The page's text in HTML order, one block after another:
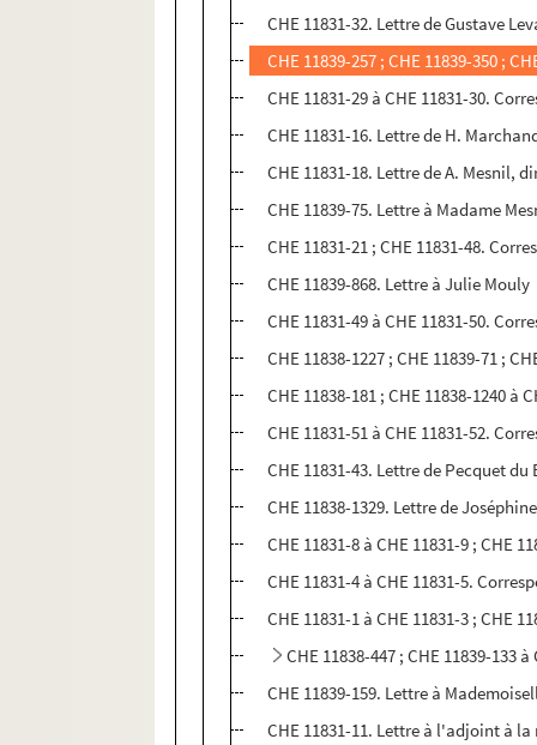
CHE 11831-32. Lettre de Gustave
CHE 11839-257 ; CHE 11839-350 ;
CHE 11831-29 à CHE 11831-30.
CHE 11831-16. Lettre de H.
CHE 11831-18. Lettre de A. Mesnil,
CHE 11839-75. Lettre à Madame
CHE 11831-21 ; CHE 11831-48.
CHE 11839-868. Lettre à Julie Mouly
CHE 11831-49 à CHE 11831-50.
CHE 11838-1227 ; CHE 11839-71 ;
CHE 11838-181 ; CHE 11838-1240
CHE 11831-51 à CHE 11831-52.
CHE 11831-43. Lettre de Pecquet du
CHE 11838-1329. Lettre de
CHE 11831-8 à CHE 11831-9 ; CHE
CHE 11831-4 à CHE 11831-5.
CHE 11831-1 à CHE 11831-3 ; CHE
CHE 11838-447 ; CHE 11839-133
CHE 11839-159. Lettre à
CHE 11831-11. Lettre à l'adjoint à